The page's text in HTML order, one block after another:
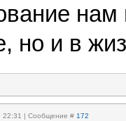
нам
но и в
22:31 | Сообщение # 172